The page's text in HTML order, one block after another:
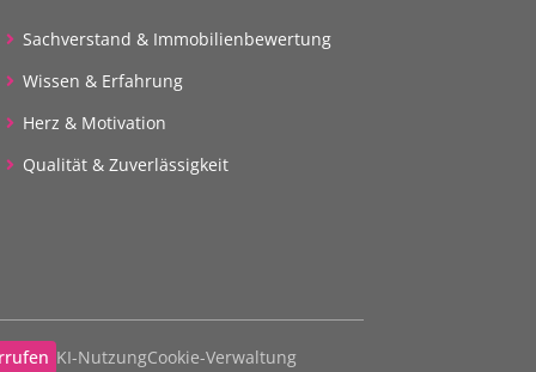
Sachverstand & Immobilienbewertung
Wissen & Erfahrung
Herz & Motivation
Qualität & Zuverlässigkeit
KI-NutzungCookie-Verwaltung